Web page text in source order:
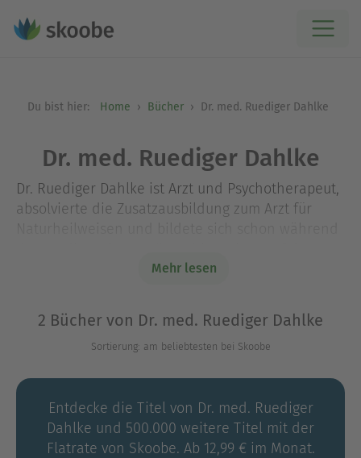
Du bist hier: Home Bücher Dr. med. Ruediger Dahlke
Dr. med. Ruediger Dahlke
Dr. Ruediger Dahlke ist Arzt und Psychotherapeut,
absolvierte die Zusatzausbildung zum Arzt für
Grundlage der Gesetze des Lebens wie Resonanz
Ruediger Dahlke ein Krankheitsverständnis, das
die führende Rolle der Seele erkennt. Seine
Bücher, die weit über die gängige Psychosomatik
Mehr lesen
2 Bücher von Dr. med. Ruediger Dahlke
Sortierung: am beliebtesten bei Skoobe
Entdecke die Titel von Dr. med. Ruediger
Dahlke und 500.000 weitere Titel mit der
Flatrate von Skoobe. Ab 12,99 € im Monat.